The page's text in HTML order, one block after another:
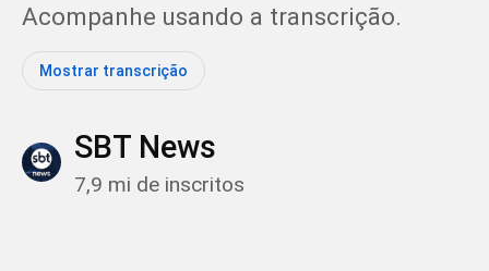
Acompanhe usando a transcrição.
Mostrar transcrição
SBT News
7,9 mi de inscritos